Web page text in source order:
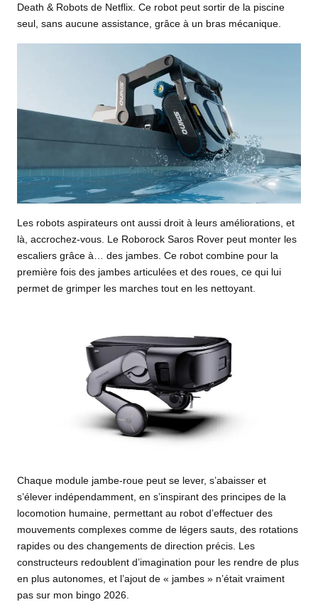
Death & Robots de Netflix. Ce robot peut sortir de la piscine
seul, sans aucune assistance, grâce à un bras mécanique.
Les robots aspirateurs ont aussi droit à leurs améliorations, et
là, accrochez-vous. Le Roborock Saros Rover peut monter les
escaliers grâce à… des jambes. Ce robot combine pour la
première fois des jambes articulées et des roues, ce qui lui
permet de grimper les marches tout en les nettoyant.
Chaque module jambe-roue peut se lever, s’abaisser et
s’élever indépendamment, en s’inspirant des principes de la
locomotion humaine, permettant au robot d’effectuer des
mouvements complexes comme de légers sauts, des rotations
rapides ou des changements de direction précis. Les
constructeurs redoublent d’imagination pour les rendre de plus
en plus autonomes, et l’ajout de « jambes » n’était vraiment
pas sur mon bingo 2026.